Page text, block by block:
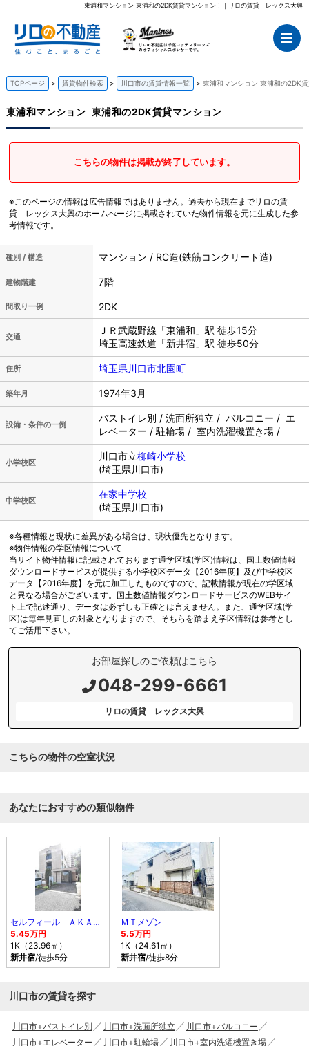
東浦和マンション 東浦和の2DK賃貸マンション！｜リロの賃貸 レックス大興
TOPページ 賃貸物件検索 川口市の賃貸情報一覧 東浦和マンション 東浦和の2DK
東浦和マンション 東浦和の2DK賃貸マンション
こちらの物件は掲載が終了しています。
※このページの情報は広告情報ではありません。過去から現在までリロの賃
貸 レックス大興のホームぺージに掲載されていた物件情報を元に生成した参
考情報です。
種別 / 構造 マンション / RC造(鉄筋コンクリート造)
建物階建 7階
間取り一例 2DK
交通
ＪＲ武蔵野線「東浦和」駅 徒歩15分
埼玉高速鉄道「新井宿」駅 徒歩50分
住所 埼玉県川口市北園町
築年月 1974年3月
設備・条件の一例
バストイレ別 / 洗面所独立 / バルコニー / エ
レベーター / 駐輪場 / 室内洗濯機置き場 /
小学校区
川口市立柳崎小学校
(埼玉県川口市)
中学校区
在家中学校
(埼玉県川口市)
※各種情報と現状に差異がある場合は、現状優先となります。
※物件情報の学区情報について
当サイト物件情報に記載されております通学区域(学区)情報は、国土数値情報
ダウンロードサービスが提供する小学校区データ【2016年度】及び中学校区
データ【2016年度】を元に加工したものですので、記載情報が現在の学区域
と異なる場合がございます。国土数値情報ダウンロードサービスのWEBサイ
ト上で記述通り、データは必ずしも正確とは言えません。また、通学区域(学
区)は毎年見直しの対象となりますので、そちらを踏まえ学区情報は参考とし
てご活用下さい。
お部屋探しのご依頼はこちら
048-299-6661
リロの賃貸 レックス大興
こちらの物件の空室状況
あなたにおすすめの類似物件
セルフィール ＡＫＡＹＡＭＡ
5.45万円
1K（23.96㎡）
新井宿/徒歩5分
ＭＴメゾン
5.5万円
1K（24.61㎡）
新井宿/徒歩8分
川口市の賃貸を探す
川口市+バストイレ別 川口市+洗面所独立
川口市+バルコニー
川口市+エレベーター
川口市+駐輪場
川口市+室内洗濯機置き場